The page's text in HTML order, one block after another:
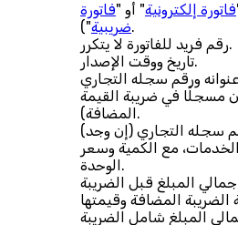
فاتورة إلكترونية" أو "فاتورة
ضريبية").
رقم فريد للفاتورة لا يتكرر.
تاريخ ووقت الإصدار.
مسجلًا في ضريبة القيمة
المضافة).
مع الكمية وسعر
الوحدة.